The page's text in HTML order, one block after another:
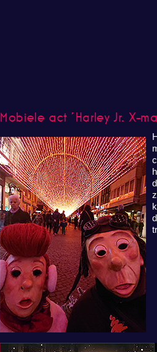
Mobiele act 'Harley Jr. X-